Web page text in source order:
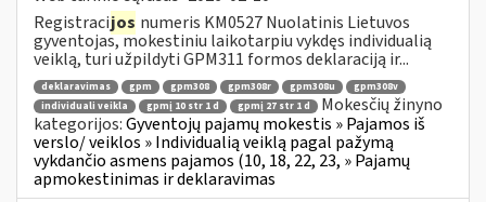
Registracijos numeris KM0527 Nuolatinis Lietuvos
gyventojas, mokestiniu laikotarpiu vykdęs individualią
veiklą, turi užpildyti GPM311 formos deklaraciją ir...
deklaravimas gpm gpm308 gpm308r gpm308u
gpm308v
individuali veikla
gpmį 10 str 1 d gpmį 27 str 1 d
Mokesčių žinyno
kategorijos:Gyventojų pajamų mokestis » Pajamos iš
verslo/ veiklos » Individualią veiklą pagal pažymą
vykdančio asmens pajamos (10, 18, 22, 23, » Pajamų
apmokestinimas ir deklaravimas